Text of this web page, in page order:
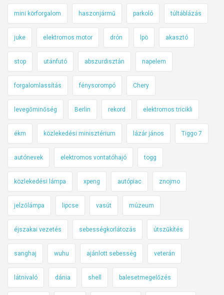
mini körforgalom haszonjármű parkoló túltáblázás
juke elektromos motor drón lpö akasztó
stop utánfutó abszurdisztán napelem
forgalomlassítás fénysorompó Chery
levegőminőség Berlin rekord elektromos tricikli
ékm közlekedési minisztérium lázár jános Tiggo 7
autónevek elektromos vontatóhajó togg
közlekedési lámpa xpeng autópiac znojmo
jelzőlámpa lipcse vasút múzeum
éjszakai vezetés sebességkorlátozás útszűkítés
sanghaj wuhu ajánlott sebesség veterán
látnivaló dánia shell balesetmegelőzés